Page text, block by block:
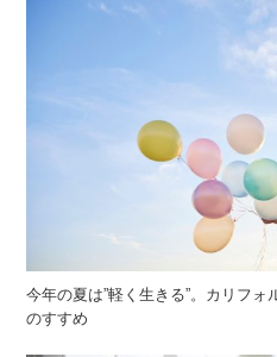
今年の夏は”軽く生きる”。カリフォ
のすすめ